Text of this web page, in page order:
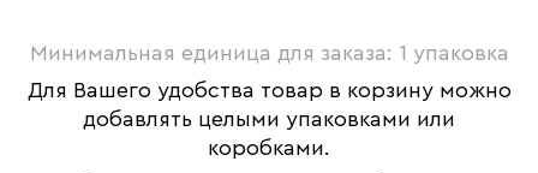
Минимальная единица для заказа: 1 упаковка
Для Вашего удобства товар в корзину можно
добавлять целыми упаковками или
коробками.